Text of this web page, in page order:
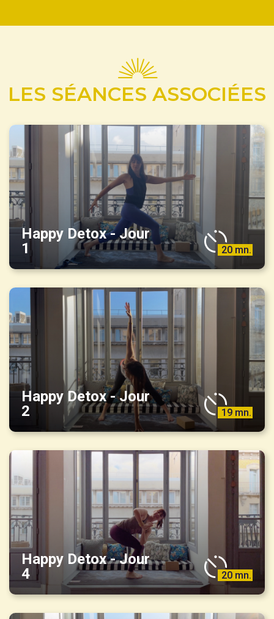
LES SÉANCES ASSOCIÉES
Happy Detox - Jour
1
20 mn.
Happy Detox - Jour
2
19 mn.
Happy Detox - Jour
4
20 mn.